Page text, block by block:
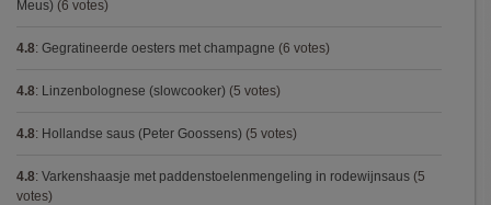
Meus) (6 votes)
4.8: Gegratineerde oesters met champagne (6 votes)
4.8: Linzenbolognese (slowcooker) (5 votes)
4.8: Hollandse saus (Peter Goossens) (5 votes)
4.8: Varkenshaasje met paddenstoelenmengeling in rodewijnsaus (5
votes)